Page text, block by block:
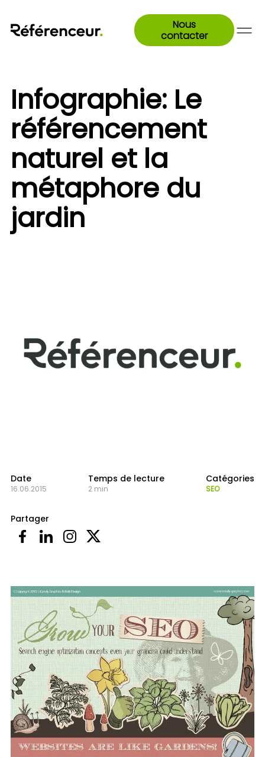
Nous
contacter
Infographie: Le
référencement
naturel et la
métaphore du
jardin
Date
16.06.2015
Temps de lecture
2 min
Catégories
SEO
Partager